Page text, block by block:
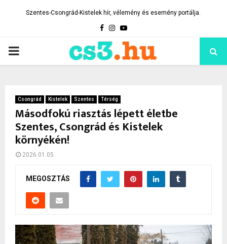
Szentes-Csongrád-Kistelek hír, vélemény és esemény portálja.
Facebook
Instagram
Youtube
PRIMARY
Csongrád Kistelek Szentes Térség
Másodfokú riasztás lépett életbe
Szentes, Csongrád és Kistelek
környékén!
2026.01.05.
MEGOSZTÁS